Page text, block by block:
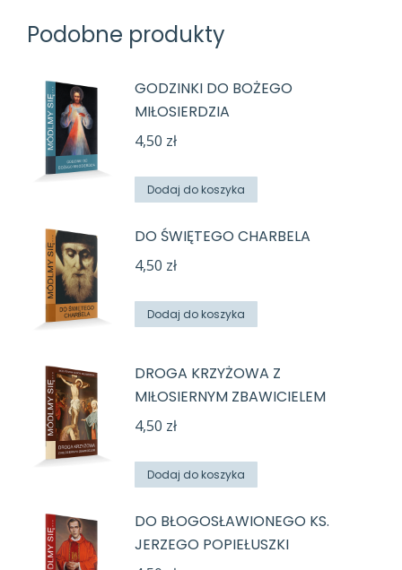
Podobne produkty
GODZINKI DO BOŻEGO
MIŁOSIERDZIA
4,50 zł
Dodaj do koszyka
DO ŚWIĘTEGO CHARBELA
4,50 zł
Dodaj do koszyka
DROGA KRZYŻOWA Z
MIŁOSIERNYM ZBAWICIELEM
4,50 zł
Dodaj do koszyka
DO BŁOGOSŁAWIONEGO KS.
JERZEGO POPIEŁUSZKI